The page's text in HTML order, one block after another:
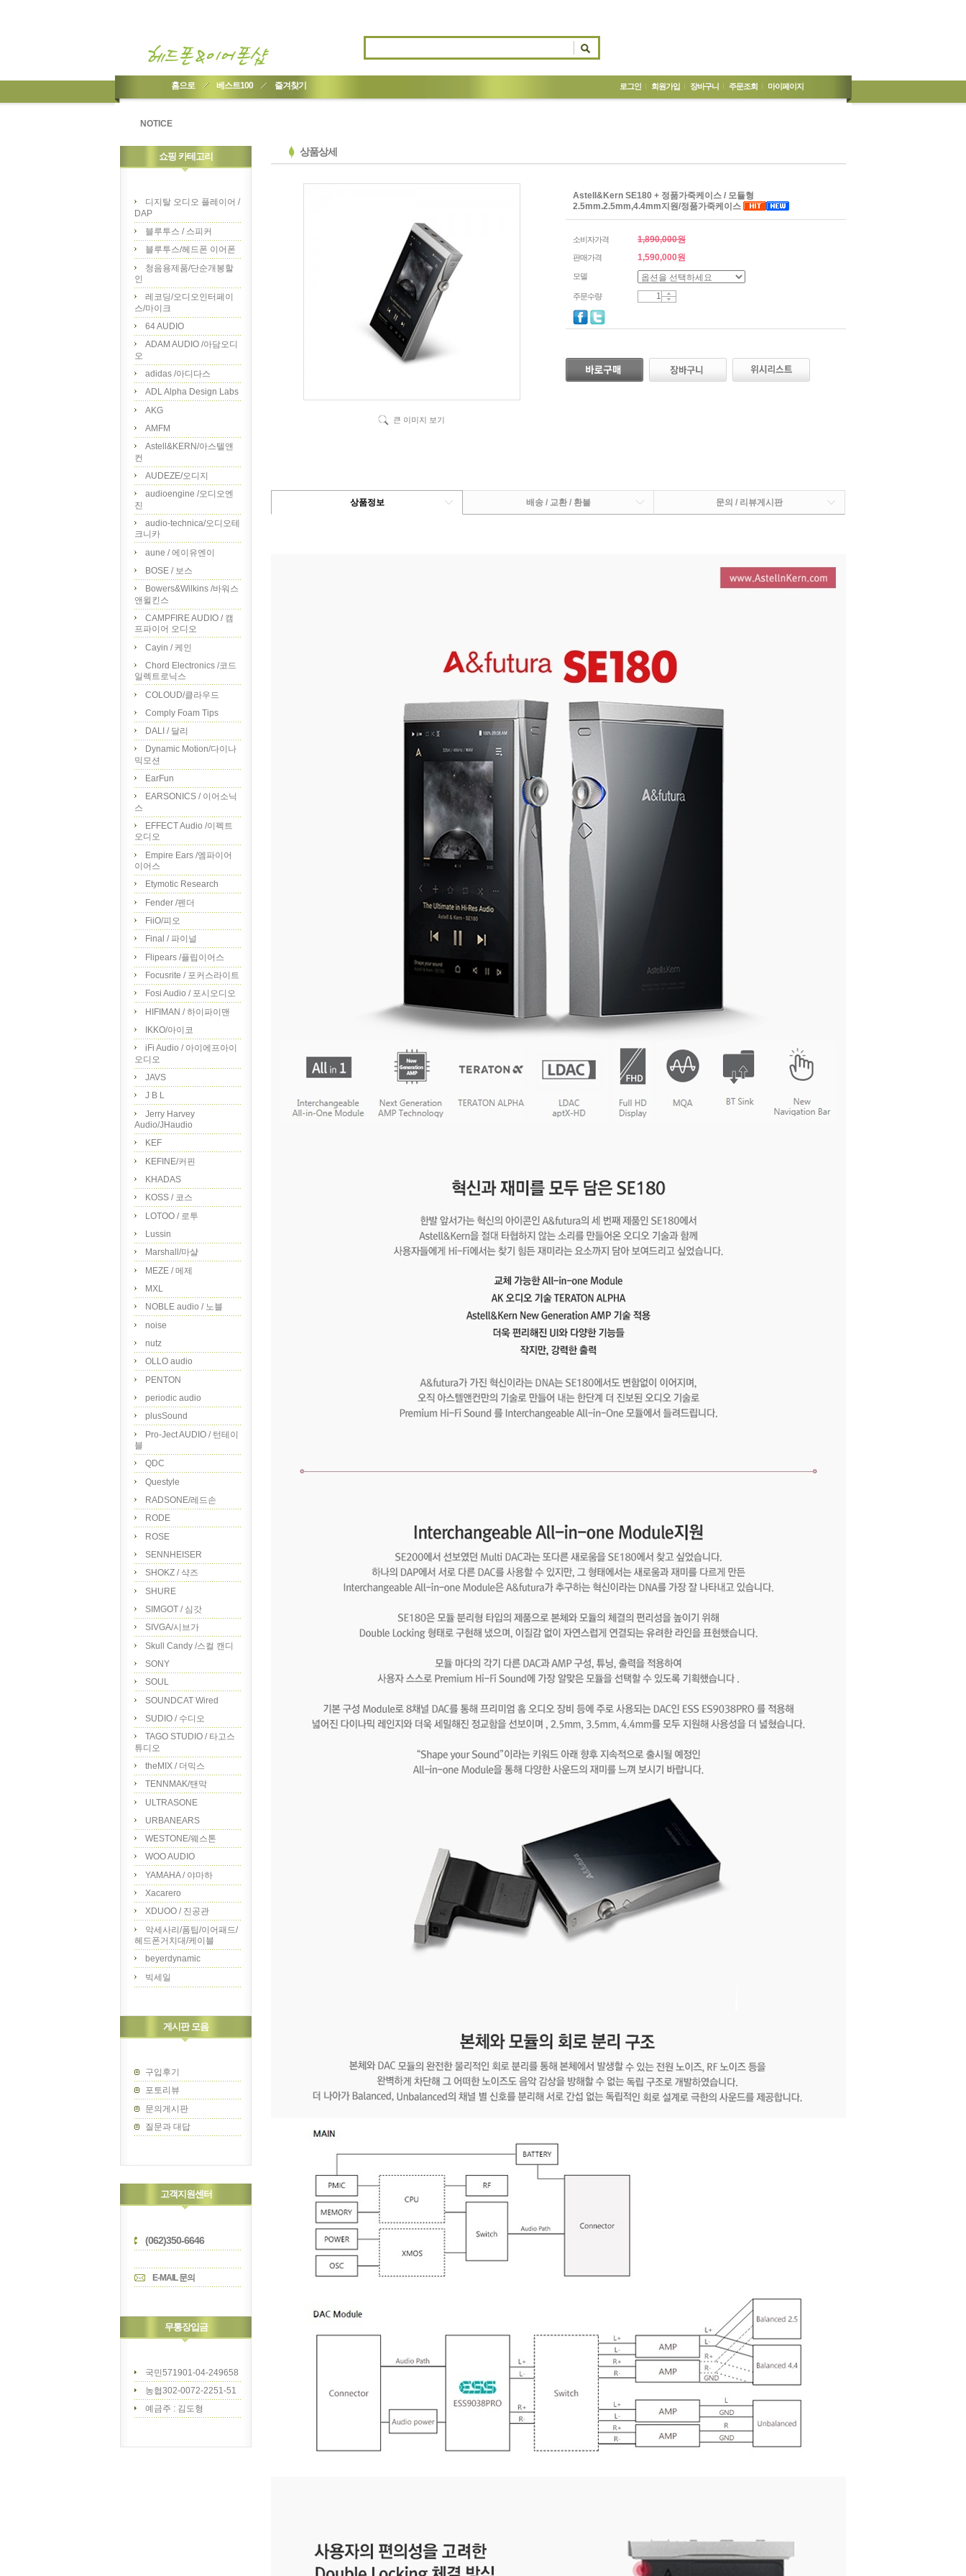
홈으로 베스트100 즐겨찾기 로그인 회원가입 장바구니 주문조회 마이페이지
NOTICE
쇼핑 카테고리
디지탈 오디오 플레이어 /
DAP
블루투스 / 스피커
블루투스/헤드폰 이어폰
청음용제품/단순개봉할
인
레코딩/오디오인터페이
스/마이크
64 AUDIO
ADAM AUDIO /아담오디
오
adidas /아디다스
ADL Alpha Design Labs
AKG
AMFM
Astell&KERN/아스텔앤
컨
AUDEZE/오디지
audioengine /오디오엔
진
audio-technica/오디오테
크니카
aune / 에이유엔이
BOSE / 보스
Bowers&Wilkins /바워스
앤윌킨스
CAMPFIRE AUDIO / 캠
프파이어 오디오
Cayin / 케인
Chord Electronics /코드
일렉트로닉스
COLOUD/클라우드
Comply Foam Tips
DALI / 달리
Dynamic Motion/다이나
믹모션
EarFun
EARSONICS / 이어소닉
스
EFFECT Audio /이펙트
오디오
Empire Ears /엠파이어
이어스
Etymotic Research
Fender /펜더
FiiO/피오
Final / 파이널
Flipears /플립이어스
Focusrite / 포커스라이트
Fosi Audio / 포시오디오
HIFIMAN / 하이파이맨
IKKO/아이코
iFi Audio / 아이에프아이
오디오
JAVS
J B L
Jerry Harvey
Audio/JHaudio
KEF
KEFINE/커핀
KHADAS
KOSS / 코스
LOTOO / 로투
Lussin
Marshall/마샬
MEZE / 메제
MXL
NOBLE audio / 노블
noise
nutz
OLLO audio
PENTON
periodic audio
plusSound
Pro-Ject AUDIO / 턴테이
블
QDC
Questyle
RADSONE/레드손
RODE
ROSE
SENNHEISER
SHOKZ / 샥즈
SHURE
SIMGOT / 심갓
SIVGA/시브가
Skull Candy /스컬 캔디
SONY
SOUL
SOUNDCAT Wired
SUDIO / 수디오
TAGO STUDIO / 타고스
튜디오
theMIX / 더믹스
TENNMAK/탠막
ULTRASONE
URBANEARS
WESTONE/웨스톤
WOO AUDIO
YAMAHA / 야마하
Xacarero
XDUOO / 진공관
악세사리/폼팁/이어패드/
헤드폰거치대/케이블
beyerdynamic
빅세일
게시판 모음
구입후기
포토리뷰
문의게시판
질문과 대답
고객지원센터
(062)350-6646
E-MAIL 문의
무통장입금
국민571901-04-249658
농협302-0072-2251-51
예금주 : 김도형
상품상세
큰 이미지 보기
Astell&Kern SE180 + 정품가죽케이스 / 모듈형
2.5mm.2.5mm,4.4mm지원/정품가죽케이스
소비자가격 1,890,000원
판매가격 1,590,000원
모델
주문수량
상품정보 배송 / 교환 / 환불 문의 / 리뷰게시판